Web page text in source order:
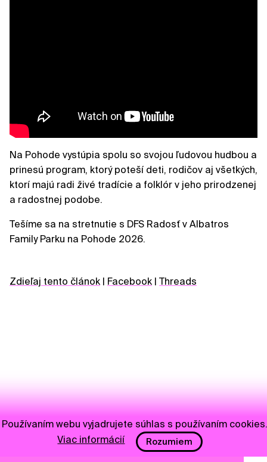
Na Pohode vystúpia spolu so svojou ľudovou hudbou a
prinesú program, ktorý poteší deti, rodičov aj všetkých,
ktorí majú radi živé tradície a folklór v jeho prirodzenej
a radostnej podobe.
Tešíme sa na stretnutie s DFS Radosť v Albatros
Family Parku na Pohode 2026.
Zdieľaj tento článok | Facebook | Threads
Používaním webu vyjadrujete súhlas s používaním cookies.
Viac informácií
Rozumiem